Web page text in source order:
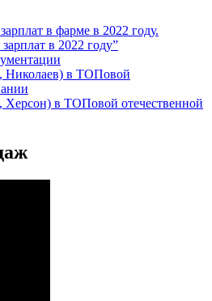
в фарме в 2022 году.
в 2022 году”
Николаев) в ТОПовой
в ТОПовой отечественной